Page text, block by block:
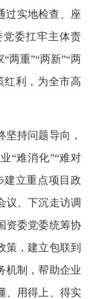
过实地检查、座
委扛牢主体责
两重”“两新”“两
红利，为全市高
持问题导向，
“难消化”“难对
建立重点项目政
议、下沉走访调
资委党委统筹协
策，建立包联到
机制，帮助企业
、用得上、得实